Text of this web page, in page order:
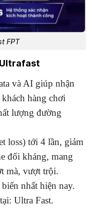
FPT
và AI giúp nhận
hàng chơi
lượng đường
loss) tới 4 lần, giảm
đối kháng, mang
mà, vượt trội.
nhất hiện nay.
Ultra Fast.